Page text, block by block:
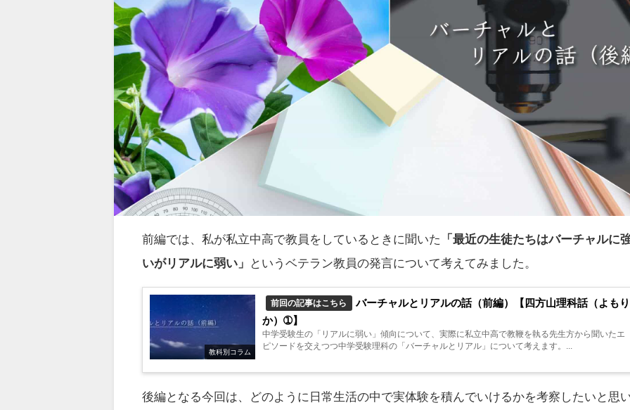
前編では、私が私立中高で教員をしているときに聞いた
「最近の生徒たちはバーチャルに
いがリアルに弱い」
というベテラン教員の発言について考えてみました。
教科別コラム
前回の記事はこちら
バーチャルとリアルの話（前編）【四方山理科話（よもり
か）➀】
中学受験生の「リアルに弱い」傾向について、実際に私立中高で教鞭を執る先生方から聞いたエ
ピソードを交えつつ中学受験理科の「バーチャルとリアル」について考えます。...
後編となる今回は、どのように日常生活の中で実体験を積んでいけるかを考察したいと思